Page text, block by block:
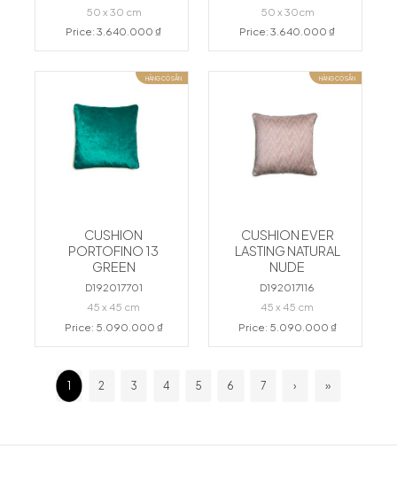
50 x 30 cm
Price: 3.640.000 ₫
50 x 30cm
Price: 3.640.000 ₫
HÀNG CÓ SẴN
CUSHION
PORTOFINO 13
GREEN
D192017701
45 x 45 cm
Price: 5.090.000 ₫
HÀNG CÓ SẴN
CUSHION EVER
LASTING NATURAL
NUDE
D192017116
45 x 45 cm
Price: 5.090.000 ₫
1 2 3 4 5 6 7 › »